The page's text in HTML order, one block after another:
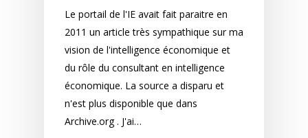
Le portail de l'IE avait fait paraitre en
2011 un article très sympathique sur ma
vision de l'intelligence économique et
du rôle du consultant en intelligence
économique. La source a disparu et
n'est plus disponible que dans
Archive.org . J'ai…